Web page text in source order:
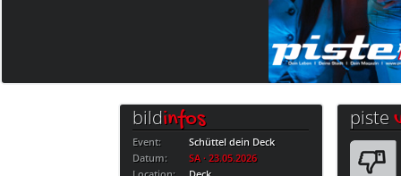
bildinfos
Event:
Schüttel dein Deck
Datum:
SA · 23.05.2026
piste